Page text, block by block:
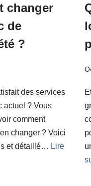
changer
de
?
des services
actuel ? Vous
comment
changer ? Voici
et détaillé… Lire